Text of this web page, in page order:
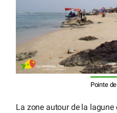
Pointe
La zone autour de la